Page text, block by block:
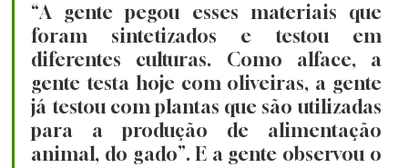
“A gente pegou esses materiais que
foram sintetizados e testou em
diferentes culturas. Como alface, a
gente testa hoje com oliveiras, a gente
já testou com plantas que são utilizadas
para a produção de alimentação
animal, do gado”. E a gente observou o